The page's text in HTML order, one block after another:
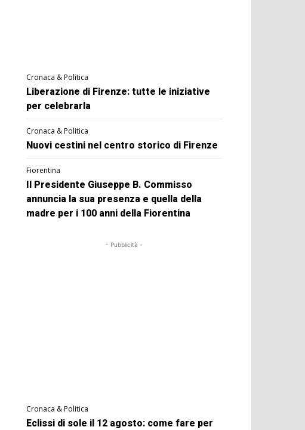
Cronaca & Politica
Liberazione di Firenze: tutte le iniziative
per celebrarla
Cronaca & Politica
Nuovi cestini nel centro storico di Firenze
Fiorentina
Il Presidente Giuseppe B. Commisso
annuncia la sua presenza e quella della
madre per i 100 anni della Fiorentina
- Pubblicità -
Cronaca & Politica
Eclissi di sole il 12 agosto: come fare per